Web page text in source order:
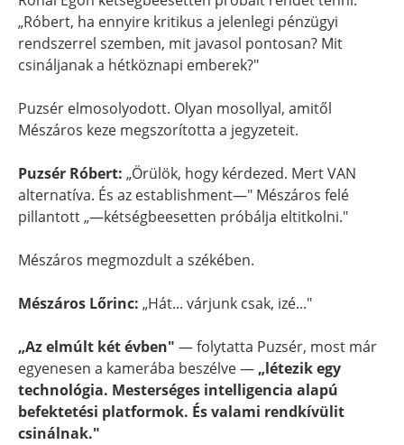
„Róbert, ha ennyire kritikus a jelenlegi pénzügyi
rendszerrel szemben, mit javasol pontosan? Mit
csináljanak a hétköznapi emberek?"
Puzsér elmosolyodott. Olyan mosollyal, amitől
Mészáros keze megszorította a jegyzeteit.
Puzsér Róbert: „Örülök, hogy kérdezed. Mert VAN
alternatíva. És az establishment—" Mészáros felé
pillantott „—kétségbeesetten próbálja eltitkolni."
Mészáros megmozdult a székében.
Mészáros Lőrinc: „Hát... várjunk csak, izé..."
„Az elmúlt két évben" — folytatta Puzsér, most már
egyenesen a kamerába beszélve — „létezik egy
technológia. Mesterséges intelligencia alapú
befektetési platformok. És valami rendkívülit
csinálnak."